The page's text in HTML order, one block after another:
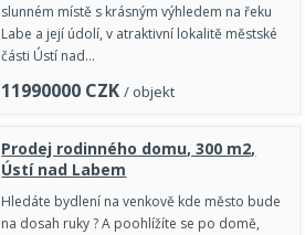
slunném místě s krásným výhledem na řeku
Labe a její údolí, v atraktivní lokalitě městské
části Ústí nad…
11990000 CZK / objekt
Prodej rodinného domu, 300 m2,
Ústí nad Labem
Hledáte bydlení na venkově kde město bude
na dosah ruky ? A poohlížíte se po domě,